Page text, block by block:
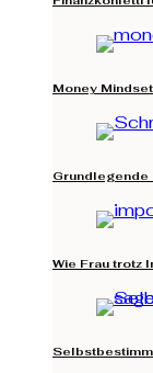
Money
Wie Frau trotz